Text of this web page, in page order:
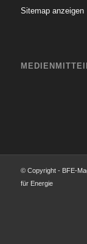
Sitemap anzeigen
© Copyright - BFE-
für Energie